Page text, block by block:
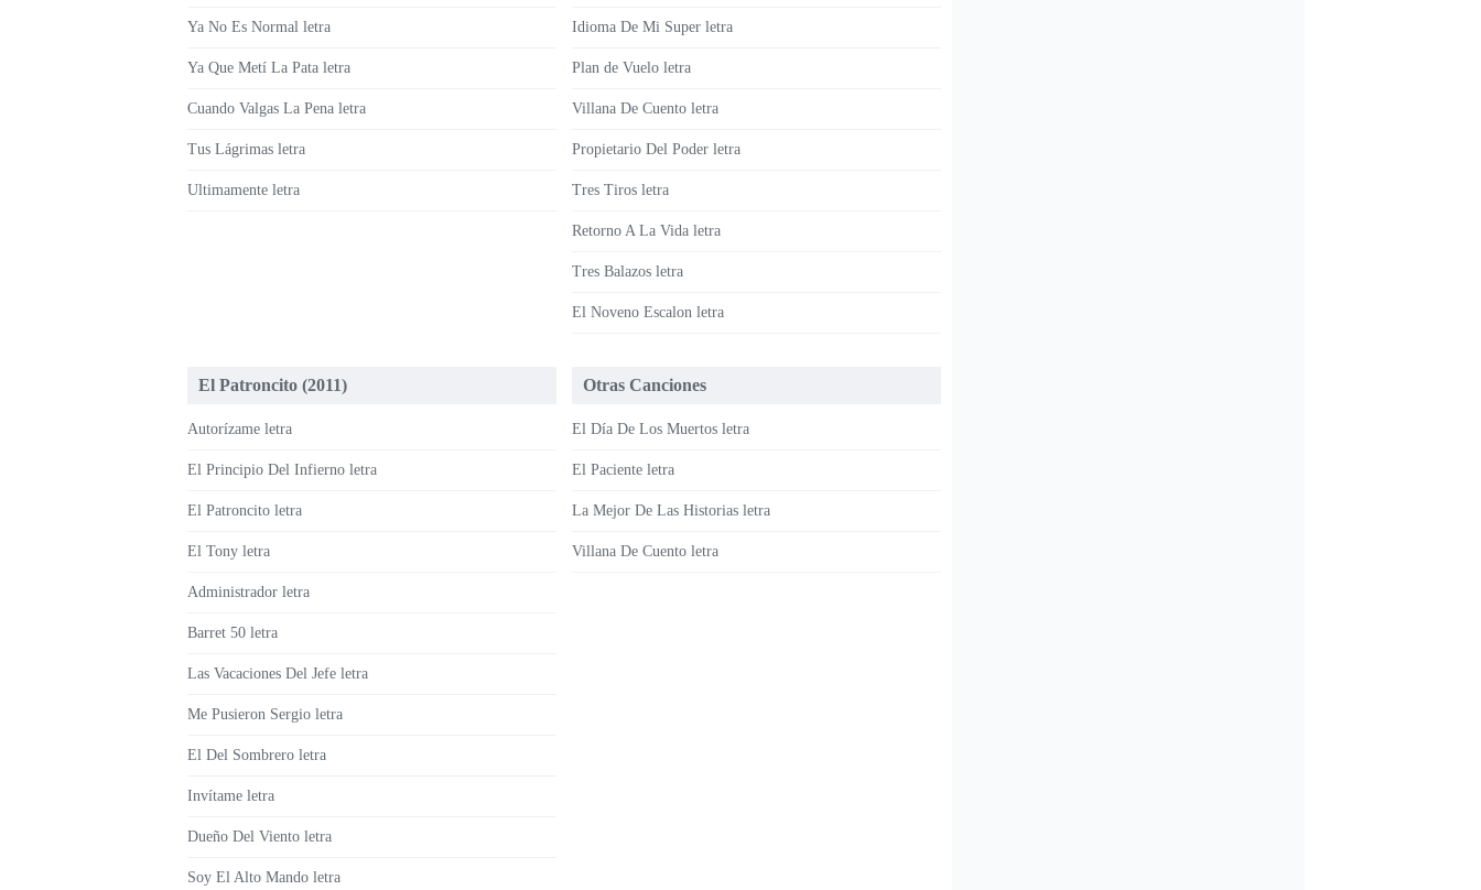
Ya No Es Normal letra
Ya Que Metí La Pata letra
Cuando Valgas La Pena letra
Tus Lágrimas letra
Ultimamente letra
Idioma De Mi Super letra
Plan de Vuelo letra
Villana De Cuento letra
Propietario Del Poder letra
Tres Tiros letra
Retorno A La Vida letra
Tres Balazos letra
El Noveno Escalon letra
El Patroncito (2011)
Autorízame letra
El Principio Del Infierno letra
El Patroncito letra
El Tony letra
Administrador letra
Barret 50 letra
Las Vacaciones Del Jefe letra
Me Pusieron Sergio letra
El Del Sombrero letra
Invítame letra
Dueño Del Viento letra
Soy El Alto Mando letra
Otras Canciones
El Día De Los Muertos letra
El Paciente letra
La Mejor De Las Historias letra
Villana De Cuento letra